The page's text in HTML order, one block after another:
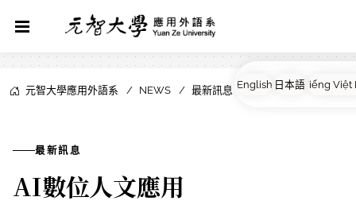
元智大學應用外語系 NEWS 最新訊息
最新訊息
AI數位人文應用